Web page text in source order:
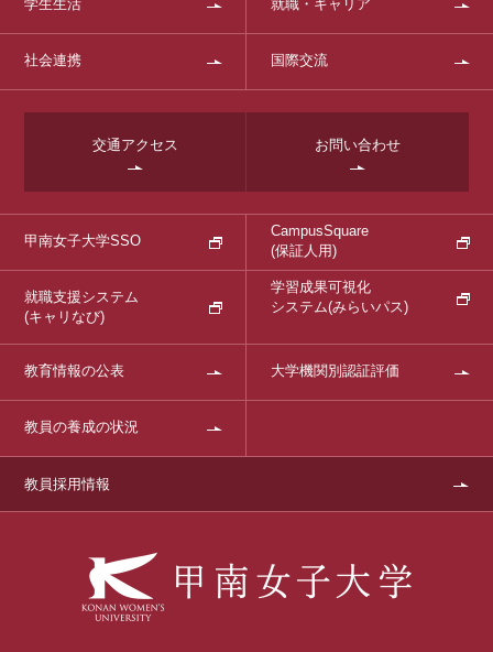
学生生活 就職・キャリア
社会連携 国際交流
交通アクセス お問い合わせ
甲南女子大学SSO
CampusSquare
(保証人用)
就職支援システム
(キャリなび)
学習成果可視化
システム(みらいパス)
教育情報の公表 大学機関別認証評価
教員の養成の状況
教員採用情報